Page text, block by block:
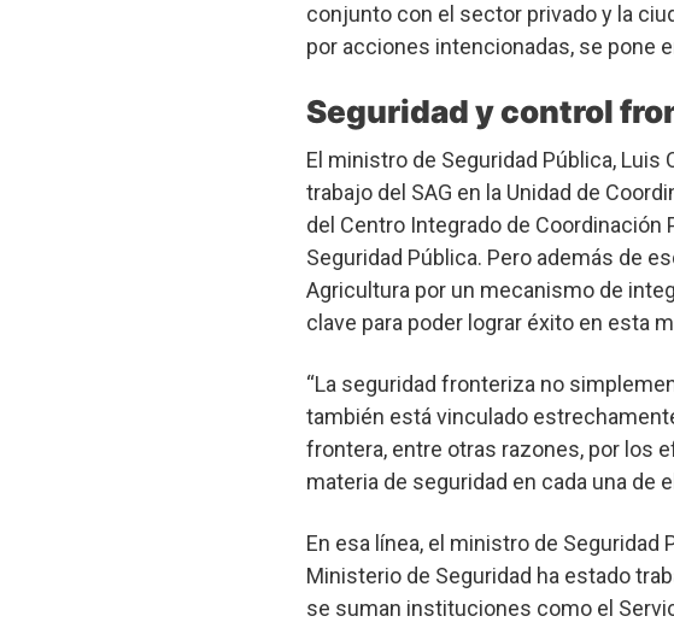
conjunto con el sector privado y la
por acciones intencionadas, se pone
Seguridad y control
El ministro de Seguridad Pública,
trabajo del SAG en la Unidad de
del Centro Integrado de
Seguridad Pública. Pero además de
Agricultura por un mecanismo de
clave para poder lograr éxito en esta
“La seguridad fronteriza no
también está vinculado
frontera, entre otras razones, por los
materia de seguridad en cada una de
En esa línea, el ministro de Seguridad
Ministerio de Seguridad ha estado
se suman instituciones como el